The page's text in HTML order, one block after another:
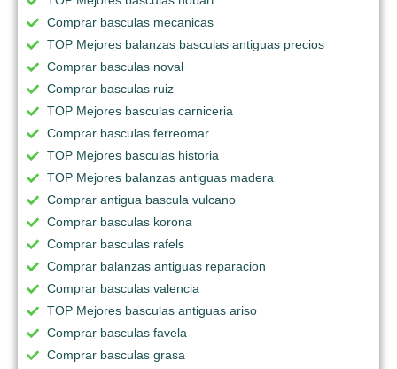
Comprar basculas mecanicas
TOP Mejores balanzas basculas antiguas precios
Comprar basculas noval
Comprar basculas ruiz
TOP Mejores basculas carniceria
Comprar basculas ferreomar
TOP Mejores basculas historia
TOP Mejores balanzas antiguas madera
Comprar antigua bascula vulcano
Comprar basculas korona
Comprar basculas rafels
Comprar balanzas antiguas reparacion
Comprar basculas valencia
TOP Mejores basculas antiguas ariso
Comprar basculas favela
Comprar basculas grasa